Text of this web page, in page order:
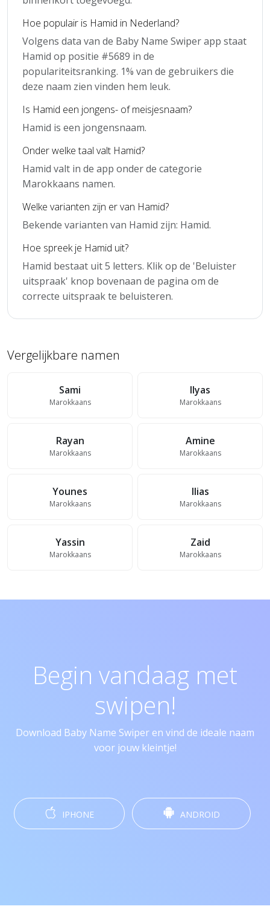
Hoe populair is Hamid in Nederland?
Volgens data van de Baby Name Swiper app staat
Hamid op positie #5689 in de
populariteitsranking. 1% van de gebruikers die
deze naam zien vinden hem leuk.
Is Hamid een jongens- of meisjesnaam?
Hamid is een jongensnaam.
Onder welke taal valt Hamid?
Hamid valt in de app onder de categorie
Marokkaans namen.
Welke varianten zijn er van Hamid?
Bekende varianten van Hamid zijn: Hamid.
Hoe spreek je Hamid uit?
Hamid bestaat uit 5 letters. Klik op de 'Beluister
uitspraak' knop bovenaan de pagina om de
correcte uitspraak te beluisteren.
Vergelijkbare namen
Sami
Marokkaans
Ilyas
Marokkaans
Rayan
Marokkaans
Amine
Marokkaans
Younes
Marokkaans
Ilias
Marokkaans
Yassin
Marokkaans
Zaid
Marokkaans
Begin vandaag met
swipen!
Download Baby Name Swiper en vind de ideale naam
voor jouw kleintje!
IPHONE ANDROID